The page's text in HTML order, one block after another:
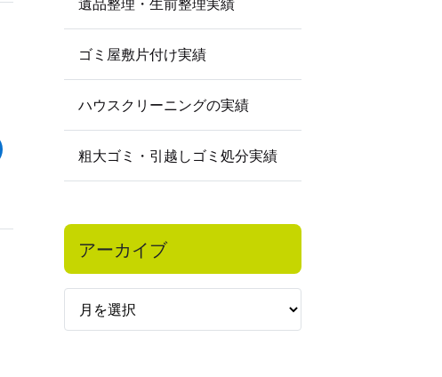
ゴミ屋敷片付け実績
ハウスクリーニングの実績
粗大ゴミ・引越しゴミ処分実績
アーカイブ